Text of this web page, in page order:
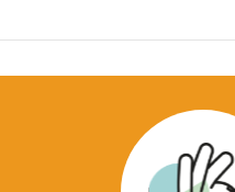
участников
в России.
в России.